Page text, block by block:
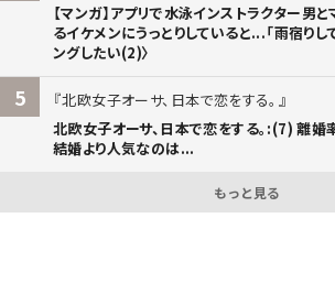
【マンガ】アプリで水泳インストラクター男
るイケメンにうっとりしていると...「雨宿りし
ングしたい(2)〉
5
北欧女子オーサ、日本で恋をする。
北欧女子オーサ、日本で恋をする。:(7) 離婚
結婚より人気なのは...
もっと見る